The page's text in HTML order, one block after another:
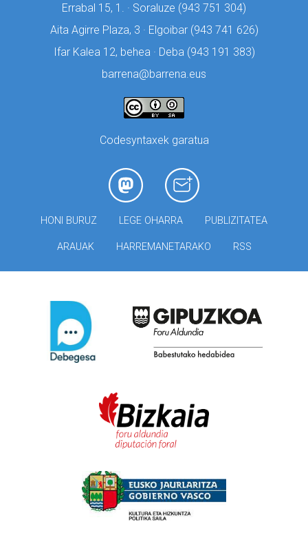
Errabal 15, 1. · Soraluze (943 751 304)
Aita Agirre Plaza, 3 · Elgoibar (943 741 626)
Ifar Kalea 12, behea · Deba (943 191 383)
barrena@barrena.eus
Codesyntaxek garatua
HONI BURUZ LEGE OHARRA PUBLIZITATEA
ARAUAK HARREMANETARAKO RSS